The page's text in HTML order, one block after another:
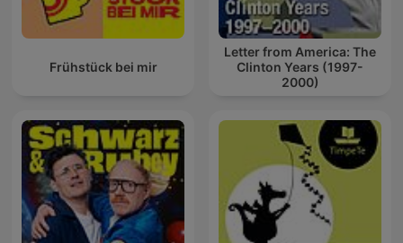
Frühstück bei mir
Letter from America: The
Clinton Years (1997-
2000)